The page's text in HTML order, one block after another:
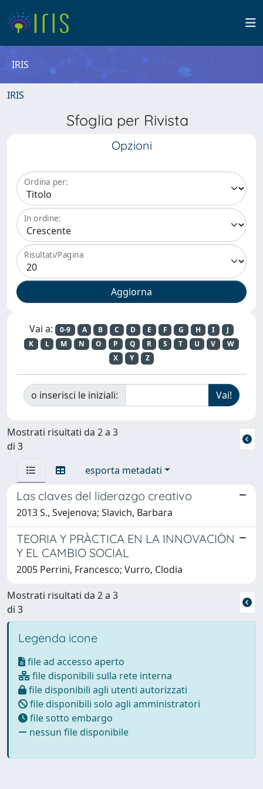
IRIS
IRIS
Sfoglia per Rivista
Opzioni
Ordina per:
In ordine:
Risultati/Pagina
Vai a: 0-9 A B C D E F G H I
J
K
L M N O P Q R S T U V
W
X
Y Z
o inserisci le iniziali:
Mostrati risultati da 2 a 3
di 3
esporta metadati
Las claves del liderazgo creativo
2013 S., Svejenova; Slavich, Barbara
TEORIA Y PRÀCTICA EN LA INNOVACIÒN
Y EL CAMBIO SOCIAL
2005 Perrini, Francesco; Vurro, Clodia
Mostrati risultati da 2 a 3
di 3
Legenda icone
file ad accesso aperto
file disponibili sulla rete interna
file disponibili agli utenti autorizzati
file disponibili solo agli amministratori
file sotto embargo
nessun file disponibile